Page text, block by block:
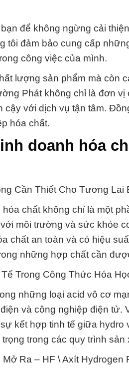
để không ngừng cải
tôi đảm bảo cung cấp
công việc của mình.
lượng sản phẩm mà còn
Phát không chỉ là đơn
cậy với dịch vụ tận tâm.
hóa chất.
doanh hóa
Cần Thiết Cho Tương Lai
chất không chỉ là một
môi trường và sức khỏe
chất an toàn và có hiệu
những hợp chất cần
Trong Công Thức Hóa
những loại acid vô cơ
và công nghiệp điện tử.
kết hợp tinh tế giữa
trong các quy trình
Ra – HF \ Axít Hydrogen